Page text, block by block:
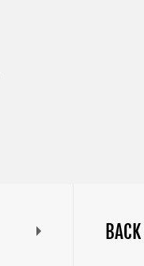
BACK